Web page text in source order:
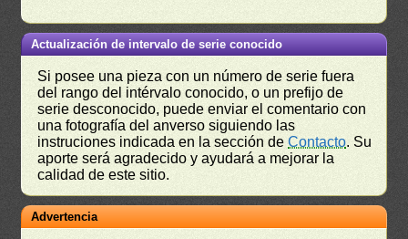
Actualización de intervalo de serie conocido
Si posee una pieza con un número de serie fuera
del rango del intérvalo conocido, o un prefijo de
serie desconocido, puede enviar el comentario con
una fotografía del anverso siguiendo las
instruciones indicada en la sección deContacto. Su
aporte será agradecido y ayudará a mejorar la
calidad de este sitio.
Advertencia